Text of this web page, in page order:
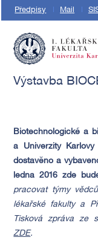
Předpisy Mail
Výstavba
Biotechnologické a
a Univerzity
dostavěno a
ledna 2016 zde
pracovat týmy
lékařské fakulty a
Tisková zpráva ze
ZDE.